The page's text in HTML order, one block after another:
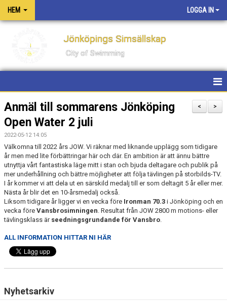
HEM LOGGA IN
Jönköpings Simsällskap
City of Swimming
HEM
NYHETER
KONTAKT
OM KLUBBEN
PM FÖR TÄVLINGAR OCH LÄGER
PRIVATLEKTIONER
BOKNING SIMSKOLA
KALENDER
>
<
Anmäl till sommarens Jönköping
Open Water 2 juli
2022-05-12 14:05
Välkomna till 2022 års JOW. Vi räknar med liknande upplägg som tidigare
år men med lite förbättringar här och där. En ambition är att ännu bättre
utnyttja vårt fantastiska läge mitt i stan och bjuda deltagare och publik på
mer underhållning och bättre möjligheter att följa tävlingen på storbilds-TV.
I år kommer vi att dela ut en särskild medalj till er som deltagit 5 år eller mer.
Nästa år blir det en 10-årsmedalj också.
Liksom tidigare år ligger vi en vecka före Ironman 70.3 i Jönköping och en
vecka före Vansbrosimningen. Resultat från JOW 2800 m motions- eller
tävlingsklass ärseedningsgrundande för Vansbro.
ALL INFORMATION HITTAR NI HÄR
Nyhetsarkiv